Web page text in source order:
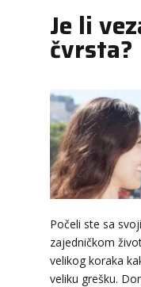
Je li
čvrsta?
Počeli ste sa
zajedničkom
velikog koraka
veliku grešku.